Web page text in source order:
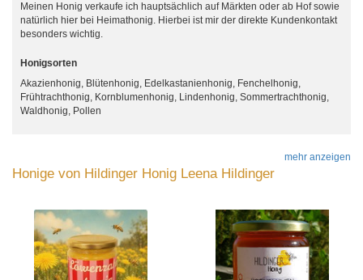
Meinen Honig verkaufe ich hauptsächlich auf Märkten oder ab Hof sowie
natürlich hier bei Heimathonig. Hierbei ist mir der direkte Kundenkontakt
besonders wichtig.
Honigsorten
Akazienhonig, Blütenhonig, Edelkastanienhonig, Fenchelhonig,
Frühtrachthonig, Kornblumenhonig, Lindenhonig, Sommertrachthonig,
Waldhonig, Pollen
mehr anzeigen
Honige von Hildinger Honig Leena Hildinger